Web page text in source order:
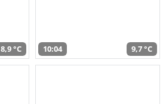
8,9 °C 10:04 9,7 °C